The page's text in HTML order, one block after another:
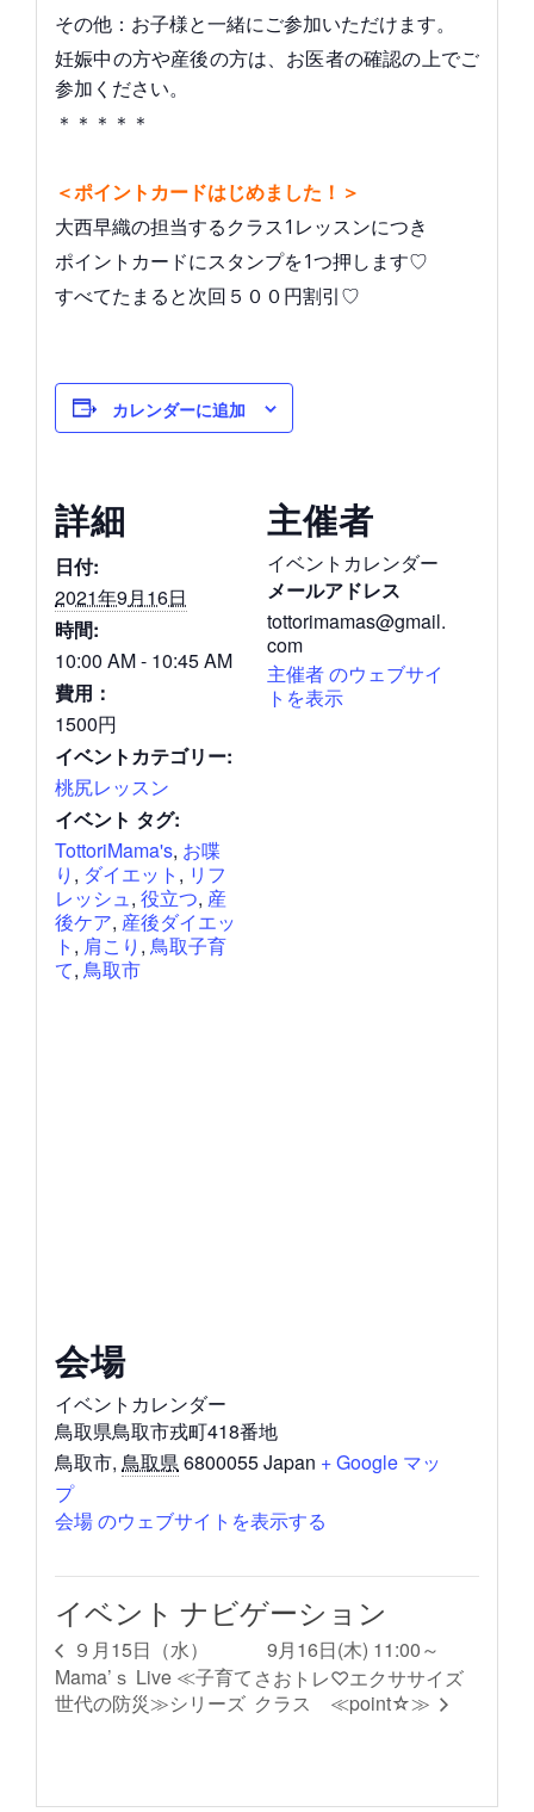
その他：お子様と一緒にご参加いただけます。
妊娠中の方や産後の方は、お医者の確認の上でご
参加ください。
＊＊＊＊＊
＜ポイントカードはじめました！＞
大西早織の担当するクラス1レッスンにつき
ポイントカードにスタンプを1つ押します♡
すべてたまると次回５００円割引♡
カレンダーに追加
詳細
日付:
2021年9月16日
時間:
10:00 AM - 10:45 AM
費用：
1500円
イベントカテゴリー:
桃尻レッスン
イベント タグ:
TottoriMama's, お喋
り , ダイエット , リフ
レッシュ, 役立つ, 産
後ケア, 産後ダイエッ
ト , 肩こり , 鳥取子育
て, 鳥取市
主催者
イベントカレンダー
メールアドレス
tottorimamas@gmail.
com
主催者 のウェブサイ
トを表示
会場
イベントカレンダー
鳥取県鳥取市戎町418番地
鳥取市, 鳥取県6800055Japan + Google マッ
プ
会場 のウェブサイトを表示する
イベント ナビゲーション
９月15日（水）
Mama’ｓ Live ≪子育て
世代の防災≫シリーズ
9月16日(木) 11:00～
さおトレ♡エクササイズ
クラス ≪point☆≫